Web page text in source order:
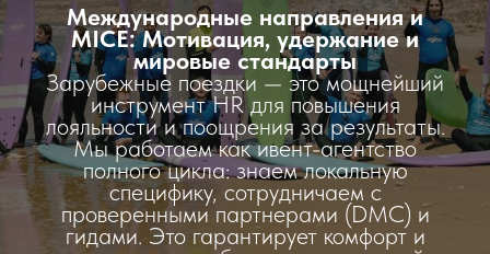
Международные направления и
MICE: Мотивация, удержание и
мировые стандарты
Зарубежные поездки — это мощнейший
инструмент HR для повышения
лояльности и поощрения за результаты.
Мы работаем как ивент-агентство
полного цикла: знаем локальную
специфику, сотрудничаем с
проверенными партнерами (DMC) и
гидами. Это гарантирует комфорт и